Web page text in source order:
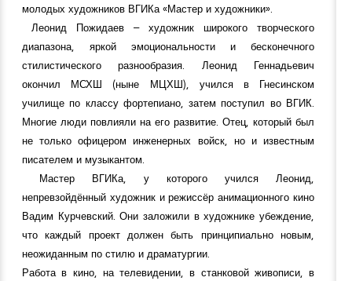
молодых художников ВГИКа «Мастер и художники».
Леонид Пожидаев – художник широкого творческого
диапазона, яркой эмоциональности и бесконечного
стилистического разнообразия. Леонид Геннадьевич
окончил МСХШ (ныне МЦХШ), учился в Гнесинском
училище по классу фортепиано, затем поступил во ВГИК.
Многие люди повлияли на его развитие. Отец, который был
не только офицером инженерных войск, но и известным
писателем и музыкантом.
Мастер ВГИКа, у которого учился Леонид,
непревзойдённый художник и режиссёр анимационного кино
Вадим Курчевский. Они заложили в художнике убеждение,
что каждый проект должен быть принципиально новым,
неожиданным по стилю и драматургии.
Работа в кино, на телевидении, в станковой живописи, в